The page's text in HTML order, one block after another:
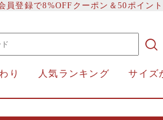
員登録で8%OFFクーポン＆50ポイン
り 人気ランキング サイズ